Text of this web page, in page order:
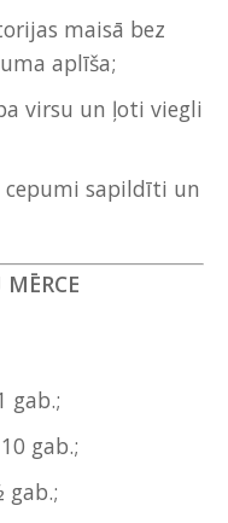
maisā bez
aplīša;
virsu un ļoti viegli
sapildīti un
gab.;
gab.;